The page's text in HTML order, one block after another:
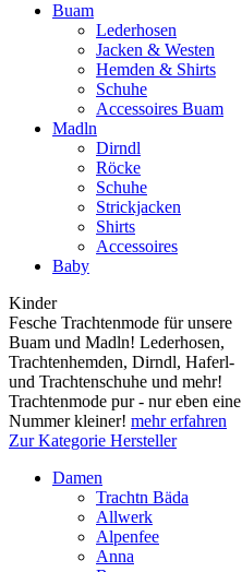
Buam
Lederhosen
Jacken & Westen
Hemden & Shirts
Schuhe
Accessoires Buam
Madln
Dirndl
Röcke
Schuhe
Strickjacken
Shirts
Accessoires
Baby
Kinder
Fesche Trachtenmode für unsere
Buam und Madln! Lederhosen,
Trachtenhemden, Dirndl, Haferl-
und Trachtenschuhe und mehr!
Trachtenmode pur - nur eben eine
Nummer kleiner! mehr erfahren
Zur Kategorie Hersteller
Damen
Trachtn Bäda
Allwerk
Alpenfee
Anna